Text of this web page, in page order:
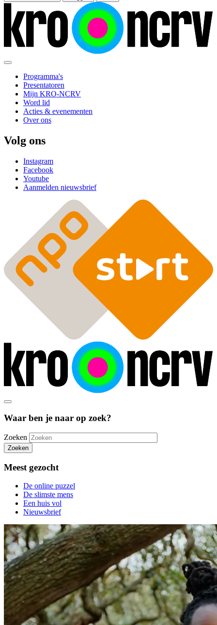
Programma's
Presentatoren
Mijn KRO-NCRV
Word lid
Acties & evenementen
Over ons
Volg ons
Instagram
Facebook
Youtube
Aanmelden nieuwsbrief
Waar ben je naar op zoek?
Zoeken
Zoeken
Meest gezocht
De online puzzel
De slimste mens
Een huis vol
Nieuwsbrief